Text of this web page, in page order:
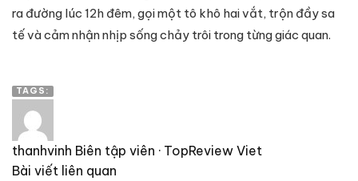
ra đường lúc 12h đêm, gọi một tô khô hai vắt, trộn đầy sa
tế và cảm nhận nhịp sống chảy trôi trong từng giác quan.
TAGS:
thanhvinh Biên tập viên · TopReview Viet
Bài viết liên quan